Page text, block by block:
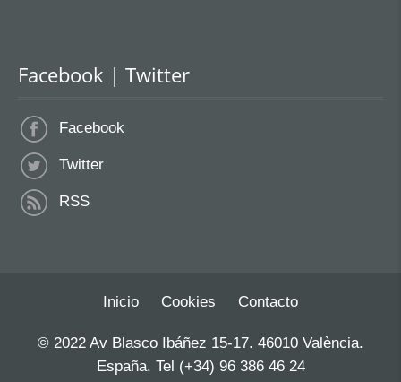
Facebook | Twitter
Facebook
Twitter
RSS
Inicio Cookies Contacto
© 2022 Av Blasco Ibáñez 15-17. 46010 València.
España. Tel (+34) 96 386 46 24